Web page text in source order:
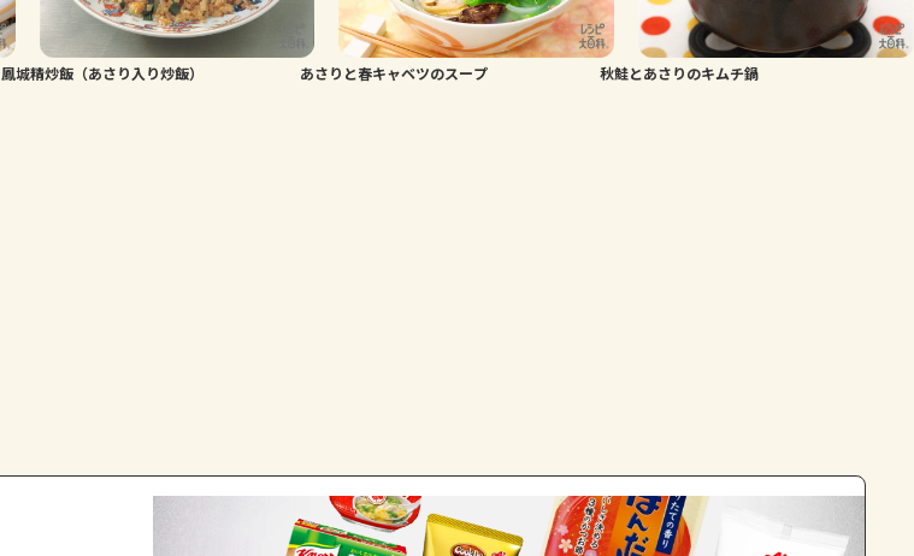
トーク
よくあるお問い合わせ
鳳城精炒飯（あさり入り炒飯） あさりと春キャベツのスープ 秋鮭とあさりのキムチ鍋